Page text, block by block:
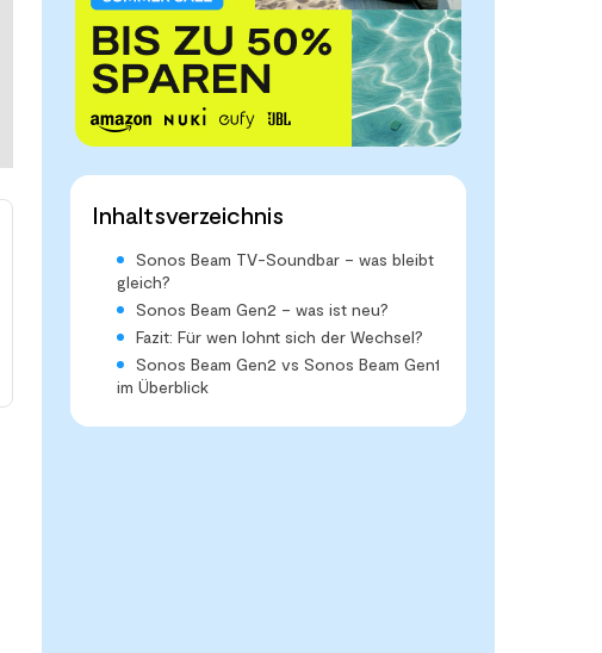
Inhaltsverzeichnis
Sonos Beam TV-Soundbar – was bleibt
gleich?
Sonos Beam Gen2 – was ist neu?
Fazit: Für wen lohnt sich der Wechsel?
Sonos Beam Gen2 vs Sonos Beam Gen1
im Überblick